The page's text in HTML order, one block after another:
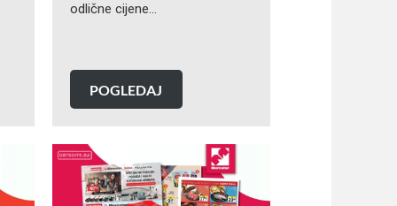
odlične cijene…
POGLEDAJ